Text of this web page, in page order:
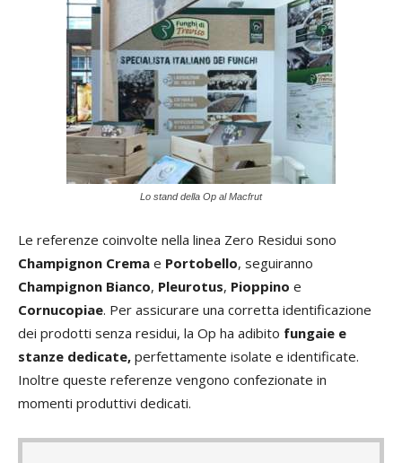
Lo stand della Op al Macfrut
Le referenze coinvolte nella linea Zero Residui sono
Champignon Crema e Portobello, seguiranno
Champignon Bianco, Pleurotus, Pioppino e
Cornucopiae. Per assicurare una corretta identificazione
dei prodotti senza residui, la Op ha adibito fungaie e
stanze dedicate, perfettamente isolate e identificate.
Inoltre queste referenze vengono confezionate in
momenti produttivi dedicati.